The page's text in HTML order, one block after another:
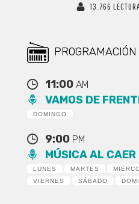
13.766
11:00 AM
VAMOS DE
DOMINGO
9:00 PM
MÚSICA AL CAER
LUNES MARTES
VIERNES
SÁBADO